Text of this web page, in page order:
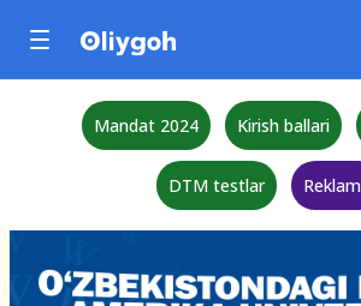
Mandat 2024 Kirish ballari
DTM testlar